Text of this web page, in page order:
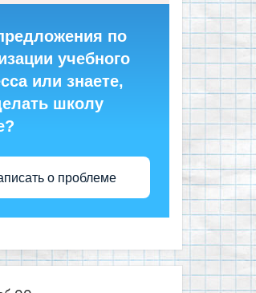
по
учебного
или знаете,
школу
о проблеме